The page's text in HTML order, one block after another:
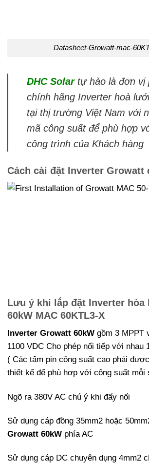
Datasheet-Growatt-mac-
DHC Solar tự hào là đơn vị
chính hãng Inverter hoà
tại thị trường Việt Nam với
mã công suất để phù hợp
công trình của Khách hàng
Cách cài đặt Inverter Growatt
Lưu ý khi lắp đặt Inverter
60kW MAC 60KTL3-X
Inverter Growatt 60kW gồm 3 MPPT
1100 VDC Cho phép nối tiếp với nhau
( Các tấm pin công suất cao phải
thiết kế để phù hợp với công suất mỗi
Ngõ ra 380V AC chú ý khi đấy nối
Sử dụng cáp đồng 35mm2 hoặc
Growatt 60kW phía AC
Sử dụng cáp DC chuyên dụng 4mm2